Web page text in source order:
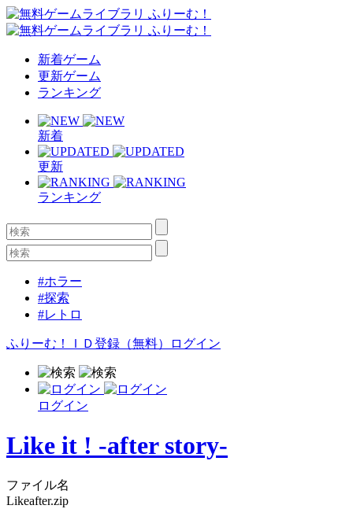
新着ゲーム
更新ゲーム
ランキング
新着
更新
ランキング
#ホラー
#探索
#レトロ
ふりーむ！ＩＤ登録（無料） ログイン
ログイン
Like it ! -after story-
ファイル名
Likeafter.zip